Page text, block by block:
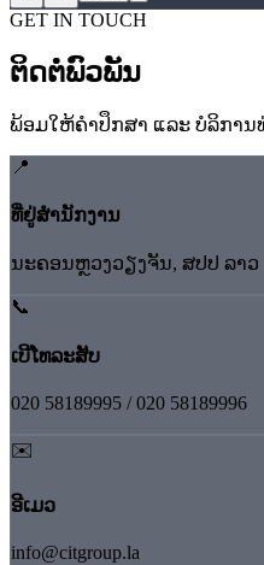
GET IN TOUCH
ຕິດຕໍ່ພົວພັນ
ພ້ອມໃຫ້ຄຳປຶກສາ ແລະ ບໍລິການ
📍
ທີ່ຢູ່ສຳນັກງານ
ນະຄອນຫຼວງວຽງຈັນ, ສປປ ລາວ
📞
ເບີໂທລະສັບ
020 58189995 / 020 58189996
✉️
ອີເມວ
info@citgroup.la